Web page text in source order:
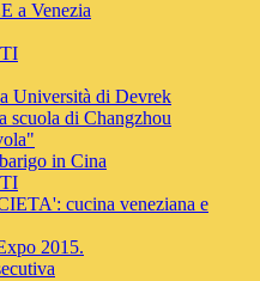
a Venezia
Università di Devrek
scuola di Changzhou
in Cina
cucina veneziana e
2015.